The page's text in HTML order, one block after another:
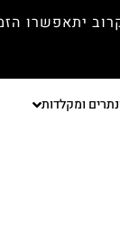
יתאפשרו
ומקלדות